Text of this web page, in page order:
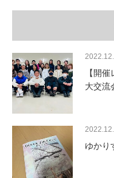
【開
大交流
ゆかり